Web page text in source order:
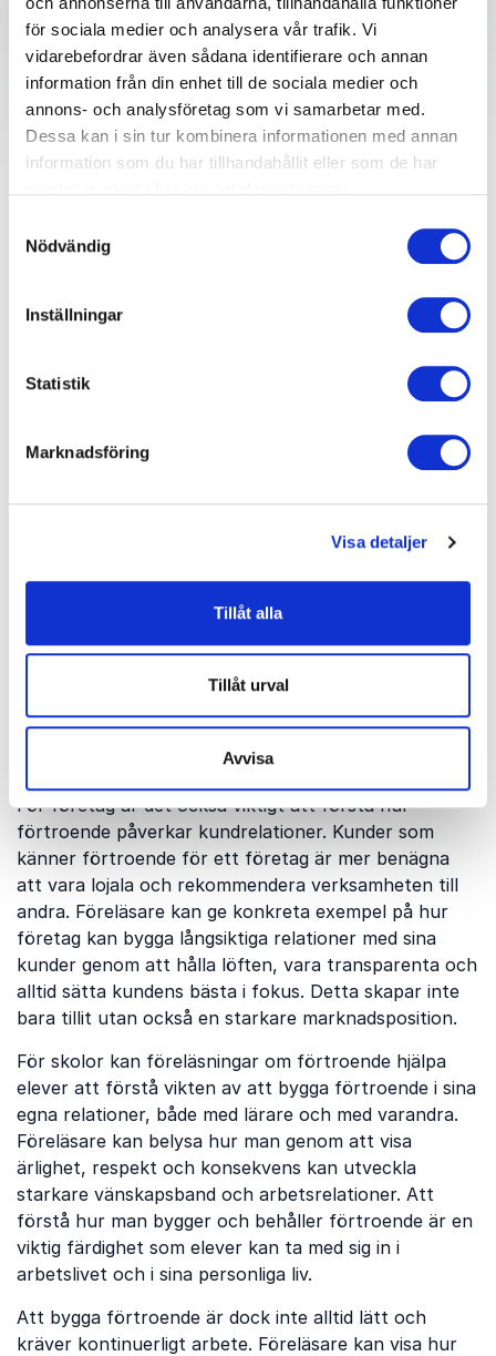
för sociala medier och analysera vår trafik. Vi
vidarebefordrar även sådana identifierare och annan
information från din enhet till de sociala medier och
annons- och analysföretag som vi samarbetar med.
Dessa kan i sin tur kombinera informationen med annan
information som du har tillhandahållit eller som de har
Nödvändig
Inställningar
Statistik
Marknadsföring
Visa detaljer
Tillåt alla
Tillåt urval
Avvisa
Därför ska du boka en
föreläsning om
förtroende
Förtroende är en av de mest värdefulla byggstenarna
i både professionella och personliga relationer. Det är
grunden för samarbete, engagemang och öppen
kommunikation, vilket är avgörande för att skapa
Genom att boka en föreläsare om förtroende kan
företag och organisationer få insikter i hur man
verksamheten, från ledarskap och teamarbete till
utvecklas över tid och varför det är så viktigt att
vårda det. Förtroende kräver ärlighet, transparens
och konsekvent handling. För ledare handlar det om
trygga att dela sina idéer och ta risker, utan att vara
rädda för att misslyckas. Föreläsare kan erbjuda
praktiska verktyg och strategier för att bygga ett
starkt förtroende mellan ledning och anställda, vilket
förbättrar både trivsel och produktivitet.
För företag är det också viktigt att förstå hur
förtroende påverkar kundrelationer. Kunder som
känner förtroende för ett företag är mer benägna
att vara lojala och rekommendera verksamheten till
andra. Föreläsare kan ge konkreta exempel på hur
företag kan bygga långsiktiga relationer med sina
kunder genom att hålla löften, vara transparenta och
alltid sätta kundens bästa i fokus. Detta skapar inte
bara tillit utan också en starkare marknadsposition.
För skolor kan föreläsningar om förtroende hjälpa
elever att förstå vikten av att bygga förtroende i sina
egna relationer, både med lärare och med varandra.
Föreläsare kan belysa hur man genom att visa
ärlighet, respekt och konsekvens kan utveckla
starkare vänskapsband och arbetsrelationer. Att
förstå hur man bygger och behåller förtroende är en
viktig färdighet som elever kan ta med sig in i
arbetslivet och i sina personliga liv.
Att bygga förtroende är dock inte alltid lätt och
kräver kontinuerligt arbete. Föreläsare kan visa hur